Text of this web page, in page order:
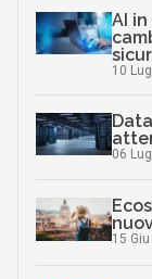
AI
10
06
15